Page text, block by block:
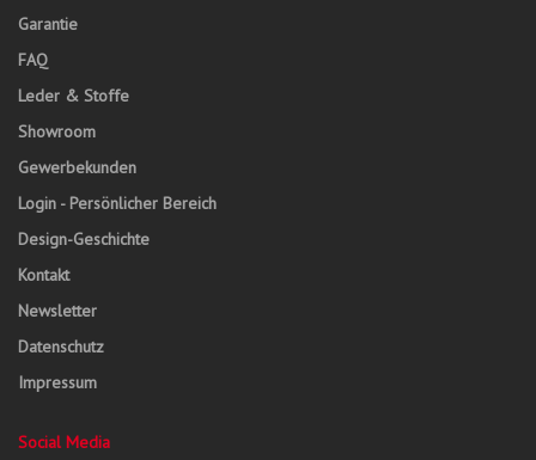
Garantie
FAQ
Leder & Stoffe
Showroom
Gewerbekunden
Login - Persönlicher Bereich
Design-Geschichte
Kontakt
Newsletter
Datenschutz
Impressum
Social Media